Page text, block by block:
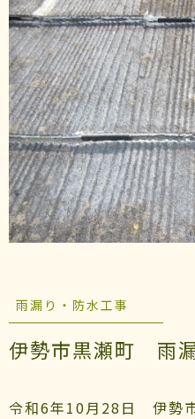
雨漏り・防水工事
伊勢市黒瀬町 雨
令和6年10月28日 伊勢